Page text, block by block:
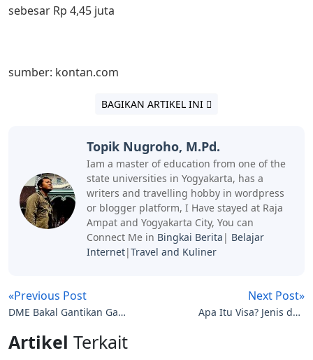
sebesar Rp 4,45 juta
sumber: kontan.com
BAGIKAN ARTIKEL INI
Topik Nugroho, M.Pd.
Iam a master of education from one of the
state universities in Yogyakarta, has a
writers and travelling hobby in wordpress
or blogger platform, I Have stayed at Raja
Ampat and Yogyakarta City, You can
Connect Me in Bingkai Berita | Belajar
Internet|Travel and Kuliner
«Previous Post
DME Bakal Gantikan Gas
Next Post»
Apa Itu Visa? Jenis dan
Artikel Terkait